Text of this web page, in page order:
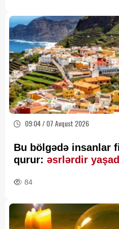
09:04 / 07 Avqust 2026
Bu bölgədə insanlar
qurur: əsrlərdir
84